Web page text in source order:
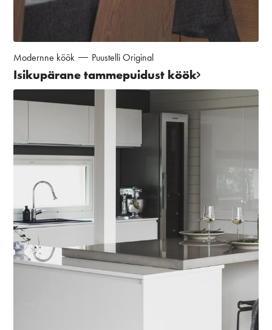
Modernne köök Puustelli Original
Isikupärane tammepuidust köök